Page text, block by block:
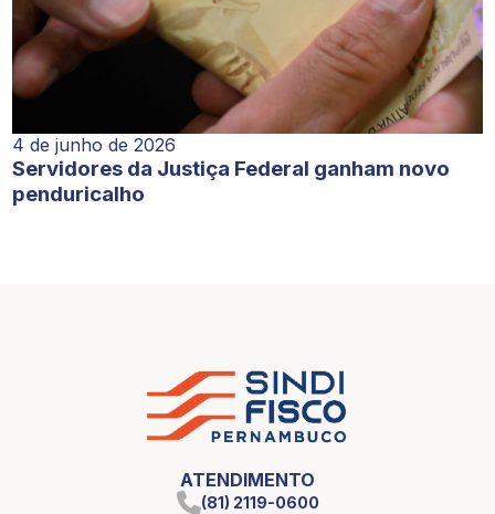
4 de junho de 2026
Servidores da Justiça Federal ganham novo
penduricalho
ATENDIMENTO
(81) 2119-0600